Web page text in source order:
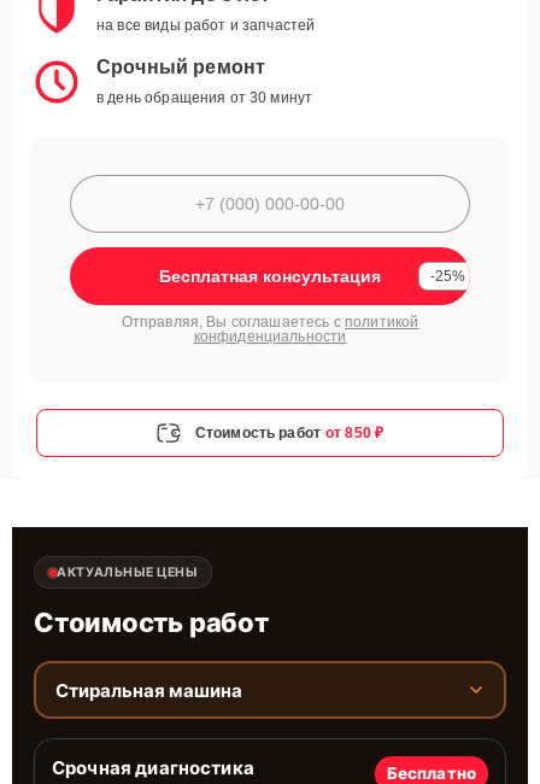
на все виды работ и запчастей
Срочный ремонт
в день обращения от 30 минут
Бесплатная консультация -25%
Отправляя, Вы соглашаетесь с политикой
конфиденциальности
Стоимость работ от 850 ₽
АКТУАЛЬНЫЕ ЦЕНЫ
Стоимость работ
Стиральная машина
Срочная диагностика Бесплатно